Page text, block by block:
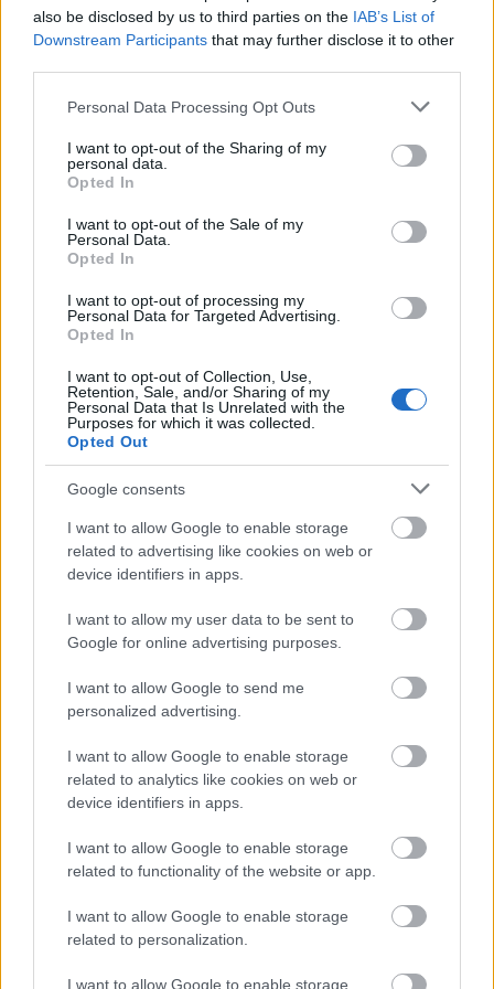
also be disclosed by us to third parties on the IAB’s List of
Downstream Participants that may further disclose it to other
Please note that this website/app uses one or more Google
not limited to your visit or usage behaviour. You may click to
grant or deny consent to Google and its third-party tags to
use your data for below specified purposes in below Google
consent section.
Personal Data Processing Opt Outs
I want to opt-out of the Sharing of my
personal data.
Opted In
I want to opt-out of the Sale of my
Personal Data.
Opted In
I want to opt-out of processing my
Personal Data for Targeted Advertising.
Opted In
I want to opt-out of Collection, Use,
Retention, Sale, and/or Sharing of my
Personal Data that Is Unrelated with the
Purposes for which it was collected.
Opted Out
Google consents
I want to allow Google to enable storage
related to advertising like cookies on web or
device identifiers in apps.
I want to allow my user data to be sent to
Google for online advertising purposes.
I want to allow Google to send me
personalized advertising.
I want to allow Google to enable storage
related to analytics like cookies on web or
device identifiers in apps.
I want to allow Google to enable storage
related to functionality of the website or app.
I want to allow Google to enable storage
related to personalization.
I want to allow Google to enable storage
javaslataiban.
szervezetekszámára:
- Adatszivárgás:a chatbotokba beírt üzleti
információk külső rendszerekbe kerülhetnek, ami
jelentős üzleti kockázatot jelent.
kívül is tárolódhatnak, ami GDPR problémákat vet
- Hibás döntések:az AI által generált, de nem
ellenőrzött tartalmak félrevezetők lehetnek, és hibás
- Sérülékeny kód:fejlesztési feladatoknál hibás
vagy biztonsági réseket tartalmazó kód keletkezhet.
terjednek a hamis AI
eszközök, amelyek célja adat- és pénzlopás.